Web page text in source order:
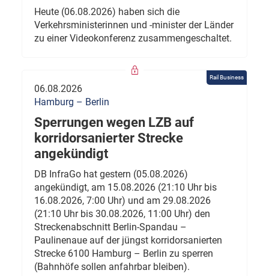
Heute (06.08.2026) haben sich die
Verkehrsministerinnen und -minister der Länder
zu einer Videokonferenz zusammengeschaltet.
Rail Business
06.08.2026
Hamburg – Berlin
Sperrungen wegen LZB auf
korridorsanierter Strecke
angekündigt
DB InfraGo hat gestern (05.08.2026)
angekündigt, am 15.08.2026 (21:10 Uhr bis
16.08.2026, 7:00 Uhr) und am 29.08.2026
(21:10 Uhr bis 30.08.2026, 11:00 Uhr) den
Streckenabschnitt Berlin-Spandau –
Paulinenaue auf der jüngst korridorsanierten
Strecke 6100 Hamburg – Berlin zu sperren
(Bahnhöfe sollen anfahrbar bleiben).